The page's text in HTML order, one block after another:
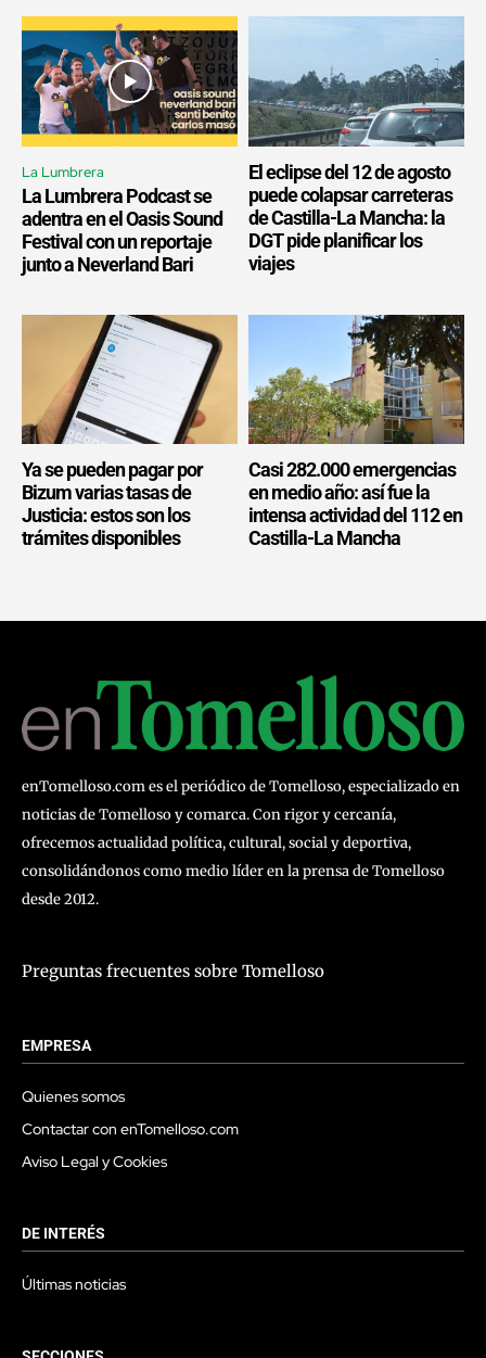
La Lumbrera
La Lumbrera Podcast se
adentra en el Oasis Sound
Festival con un reportaje
junto a Neverland Bari
El eclipse del 12 de agosto
puede colapsar carreteras
de Castilla-La Mancha: la
DGT pide planificar los
viajes
Ya se pueden pagar por
Bizum varias tasas de
Justicia: estos son los
trámites disponibles
Casi 282.000 emergencias
en medio año: así fue la
intensa actividad del 112 en
Castilla-La Mancha
enTomelloso.com es el periódico de Tomelloso, especializado en
noticias de Tomelloso y comarca. Con rigor y cercanía,
ofrecemos actualidad política, cultural, social y deportiva,
consolidándonos como medio líder en la prensa de Tomelloso
desde 2012.
Preguntas frecuentes sobre Tomelloso
EMPRESA
Quienes somos
Contactar con enTomelloso.com
Aviso Legal y Cookies
DE INTERÉS
Últimas noticias